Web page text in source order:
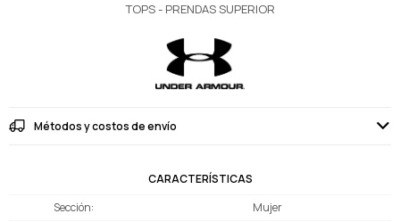
TOPS - PRENDAS SUPERIOR
Métodos y costos de envío
CARACTERÍSTICAS
Sección
Mujer